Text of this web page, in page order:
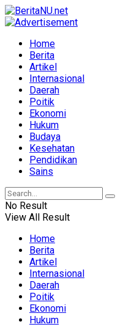
Home
Berita
Artikel
Internasional
Daerah
Poitik
Ekonomi
Hukum
Budaya
Kesehatan
Pendidikan
Sains
No Result
View All Result
Home
Berita
Artikel
Internasional
Daerah
Poitik
Ekonomi
Hukum